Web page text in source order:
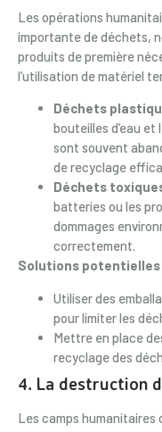
Les opérations
importante de déchets,
produits de première
l’utilisation de matériel
Déchets
bouteilles d’eau
sont souvent
de recyclage
Déchets
batteries ou les
dommages
correctement.
Solutions potentielles
Utiliser des
pour limiter les
Mettre en place
recyclage des
4. La destruction
Les camps humanitaires